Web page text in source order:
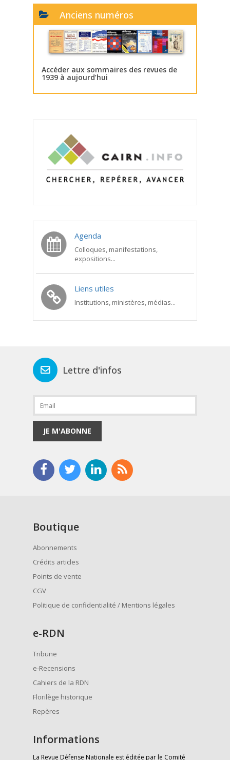
Anciens numéros
Accéder aux sommaires des revues de
1939 à aujourd’hui
Agenda
Colloques, manifestations,
expositions...
Liens utiles
Institutions, ministères, médias...
Lettre d'infos
JE M'ABONNE
Boutique
Abonnements
Crédits articles
Points de vente
CGV
Politique de confidentialité / Mentions légales
e-RDN
Tribune
e-Recensions
Cahiers de la RDN
Florilège historique
Repères
Informations
La Revue Défense Nationale est éditée par le Comité